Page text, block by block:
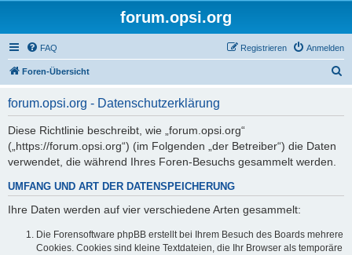
forum.opsi.org
FAQ Anmelden
Registrieren
Foren-Übersicht
forum.opsi.org - Datenschutzerklärung
Diese Richtlinie beschreibt, wie „forum.opsi.org“
(„https://forum.opsi.org“) (im Folgenden „der Betreiber“) die Daten
verwendet, die während Ihres Foren-Besuchs gesammelt werden.
UMFANG UND ART DER DATENSPEICHERUNG
Ihre Daten werden auf vier verschiedene Arten gesammelt:
Die Forensoftware phpBB erstellt bei Ihrem Besuch des Boards mehrere
Cookies. Cookies sind kleine Textdateien, die Ihr Browser als temporäre